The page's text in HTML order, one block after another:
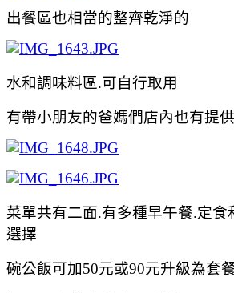
出餐區也相當的整齊乾淨的
水和調味料區.可自行取用
有帶小朋友的爸媽們店內也有提
菜單共有二面.有多種早午餐.定食
選擇
碗公飯可加50元或90元升級為套